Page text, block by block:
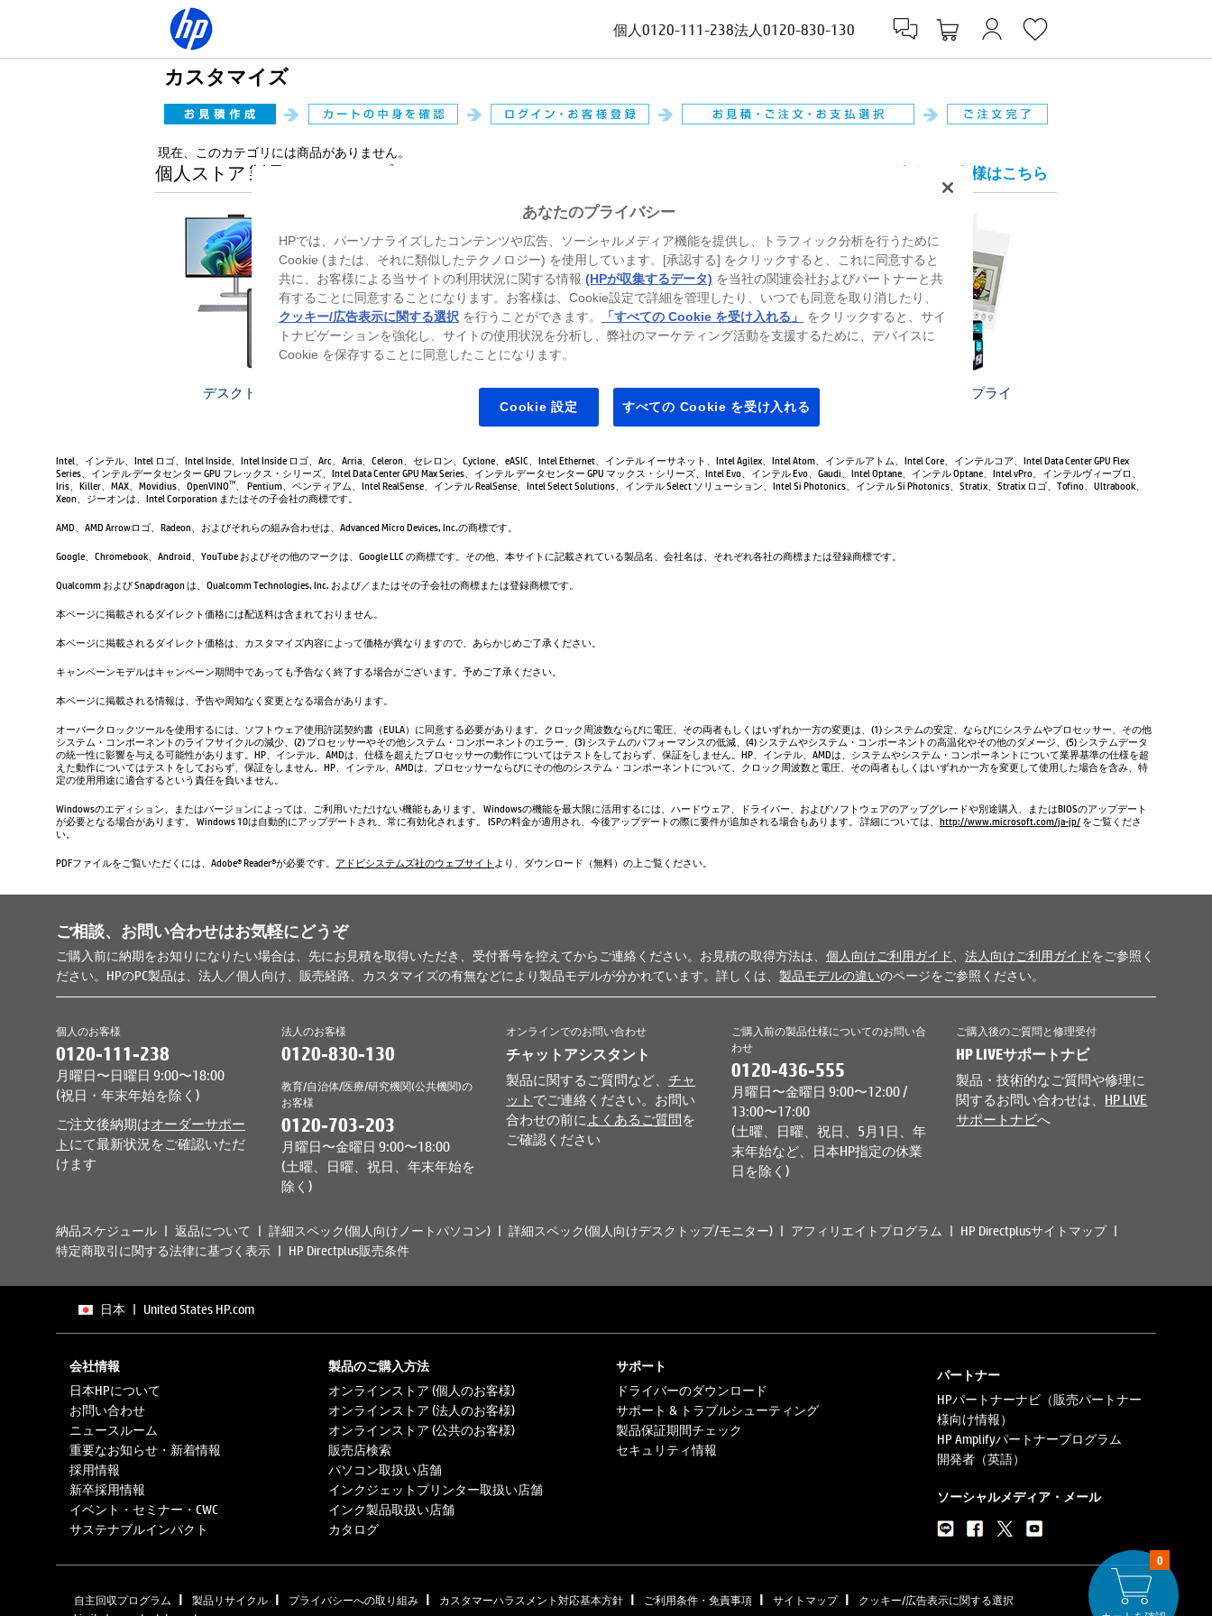
個人 0120-111-238法人 0120-830-130
カスタマイズ
現在、このカテゴリには商品がありません。
0
個人ストア 製品ラインアップ 法人のお客様はこちら
デスクトップ ゲーミングパソコン プリンター プリンターサプライ
Intel、インテル、Intel ロゴ、Intel Inside、Intel Inside ロゴ、Arc、Arria、Celeron、セレロン、Cyclone、eASIC、Intel Ethernet、インテル イーサネット、Intel Agilex、Intel Atom、インテルアトム、Intel Core、インテルコア、Intel Data Center GPU Flex
Series、インテル データセンター GPU フレックス・シリーズ、Intel Data Center GPU Max Series、インテル データセンター GPU マックス・シリーズ、Intel Evo、インテル Evo、Gaudi、Intel Optane、インテル Optane、Intel vPro、インテルヴィープロ、
Iris、Killer、MAX、Movidius、OpenVINOTM
、 Pentium、ペンティアム、Intel RealSense、インテル RealSense、Intel Select Solutions、インテル Select ソリューション、Intel Si Photonics、インテル Si Photonics、Stratix、Stratix ロゴ、Tofino、Ultrabook、
Xeon、ジーオンは、Intel Corporation またはその子会社の商標です。
AMD、AMD Arrowロゴ、Radeon、およびそれらの組み合わせは、Advanced Micro Devices, Inc.の商標です。
Google、Chromebook、Android、YouTube およびその他のマークは、Google LLC の商標です。その他、本サイトに記載されている製品名、会社名は、それぞれ各社の商標または登録商標です。
Qualcomm および Snapdragon は、Qualcomm Technologies, Inc. および／またはその子会社の商標または登録商標です。
本ページに掲載されるダイレクト価格には配送料は含まれておりません。
本ページに掲載されるダイレクト価格は、カスタマイズ内容によって価格が異なりますので、あらかじめご了承ください。
キャンペーンモデルはキャンペーン期間中であっても予告なく終了する場合がございます。予めご了承ください。
本ページに掲載される情報は、予告や周知なく変更となる場合があります。
オーバークロックツールを使用するには、ソフトウェア使用許諾契約書（EULA）に同意する必要があります。クロック周波数ならびに電圧、その両者もしくはいずれか一方の変更は、(1) システムの安定、ならびにシステムやプロセッサー、その他
システム・コンポーネントのライフサイクルの減少、(2) プロセッサーやその他システム・コンポーネントのエラー、(3) システムのパフォーマンスの低減、(4) システムやシステム・コンポーネントの高温化やその他のダメージ、(5) システムデータ
の統一性に影響を与える可能性があります。HP、インテル、AMDは、仕様を超えたプロセッサーの動作についてはテストをしておらず、保証をしません。HP、インテル、AMDは、システムやシステム・コンポーネントについて業界基準の仕様を超
えた動作についてはテストをしておらず、保証をしません。HP、インテル、AMDは、プロセッサーならびにその他のシステム・コンポーネントについて、クロック周波数と電圧、その両者もしくはいずれか一方を変更して使用した場合を含み、特
定の使用用途に適合するという責任を負いません。
Windowsのエディション、またはバージョンによっては、ご利用いただけない機能もあります。 Windowsの機能を最大限に活用するには、ハードウェア、ドライバー、およびソフトウェアのアップグレードや別途購入、またはBIOSのアップデート
が必要となる場合があります。 Windows 10は自動的にアップデートされ、常に有効化されます。 ISPの料金が適用され、今後アップデートの際に要件が追加される場合もあります。 詳細については、 http://www.microsoft.com/ja-jp/ をご覧くださ
い。
PDFファイルをご覧いただくには、Adobe® Reader®が必要です。 アドビシステムズ社のウェブサイト より、ダウンロード（無料）の上ご覧ください。
ご相談、お問い合わせはお気軽にどうぞ
ご購入前に納期をお知りになりたい場合は、先にお見積を取得いただき、受付番号を控えてからご連絡ください。お見積の取得方法は、 個人向けご利用ガイド 法人向けご利用ガイドをご参照く
ださい。HPのPC製品は、法人／個人向け、販売経路、カスタマイズの有無などにより製品モデルが分かれています。詳しくは、 製品モデルの違いのページをご参照ください。
個人のお客様
0120-111-238
月曜日〜日曜日 9:00〜18:00
(祝日・年末年始を除く)
ご注文後納期はオーダーサポー
ト にて最新状況をご確認いただ
けます
法人のお客様
0120-830-130
教育/自治体/医療/研究機関(公共機関)の
お客様
0120-703-203
月曜日〜金曜日 9:00〜18:00
(土曜、日曜、祝日、年末年始を
除く)
オンラインでのお問い合わせ
チャットアシスタント
製品に関するご質問など、チャ
ット でご連絡ください。お問い
合わせの前に よくあるご質問を
ご確認ください
ご購入前の製品仕様についてのお問い合
わせ
0120-436-555
月曜日〜金曜日 9:00〜12:00 /
13:00〜17:00
(土曜、日曜、祝日、5月1日、年
末年始など、日本HP指定の休業
日を除く)
ご購入後のご質問と修理受付
HP LIVEサポートナビ
製品・技術的なご質問や修理に
関するお問い合わせは、 HP LIVE
サポートナビへ
納品スケジュール 返品について 詳細スペック(個人向けノートパソコン) 詳細スペック(個人向けデスクトップ/モニター) アフィリエイトプログラム
HP Directplusサイトマップ
特定商取引に関する法律に基づく表示
HP Directplus販売条件
日本 | United States HP.com
会社情報
日本HPについて
お問い合わせ
ニュースルーム
重要なお知らせ・新着情報
採用情報
新卒採用情報
イベント・セミナー・CWC
サステナブルインパクト
製品のご購入方法
オンラインストア (個人のお客様)
オンラインストア (法人のお客様)
オンラインストア (公共のお客様)
販売店検索
パソコン取扱い店舗
インクジェットプリンター取扱い店舗
インク製品取扱い店舗
カタログ
サポート
ドライバーのダウンロード
サポート & トラブルシューティング
製品保証期間チェック
セキュリティ情報
パートナー
HPパートナーナビ（販売パートナー
様向け情報）
HP Amplifyパートナープログラム
開発者（英語）
ソーシャルメディア・メール
自主回収プログラム | 製品リサイクル | プライバシーへの取り組み | カスタマーハラスメント対応基本方針 | ご利用条件・免責事項 | サイトマップ |
クッキー/広告表示に関する選択
あなたのプライバシー
HPでは、パーソナライズしたコンテンツや広告、ソーシャルメディア機能を提供し、トラフィック分析を行うために
Cookie (または、それに類似したテクノロジー) を使用しています。[承認する] をクリックすると、これに同意すると
共に、お客様による当サイトの利用状況に関する情報 (HPが収集するデータ) を当社の関連会社およびパートナーと共
有することに同意することになります。お客様は、Cookie設定で詳細を管理したり、いつでも同意を取り消したり、
クッキー/広告表示に関する選択 を行うことができます。 「すべての Cookie を受け入れる」
をクリックすると、サイ
トナビゲーションを強化し、サイトの使用状況を分析し、弊社のマーケティング活動を支援するために、デバイスに
Cookie を保存することに同意したことになります。
Cookie 設定 すべての Cookie を受け入れる